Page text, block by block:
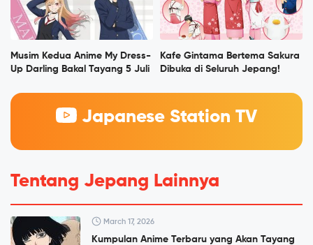
Musim Kedua Anime My Dress-
Up Darling Bakal Tayang 5 Juli
Kafe Gintama Bertema Sakura
Dibuka di Seluruh Jepang!
Japanese Station TV
Tentang Jepang Lainnya
March 17, 2026
Kumpulan Anime Terbaru yang Akan Tayang